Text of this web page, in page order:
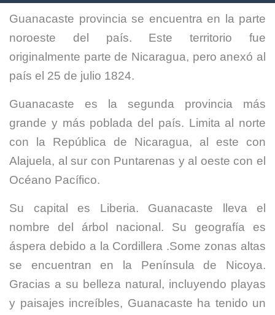
Guanacaste provincia se encuentra en la parte
noroeste del país. Este territorio fue
originalmente parte de Nicaragua, pero anexó al
país el 25 de julio 1824.
Guanacaste es la segunda provincia más
grande y más poblada del país. Limita al norte
con la República de Nicaragua, al este con
Alajuela, al sur con Puntarenas y al oeste con el
Océano Pacífico.
Su capital es Liberia. Guanacaste lleva el
nombre del árbol nacional. Su geografía es
áspera debido a la Cordillera .Some zonas altas
se encuentran en la Península de Nicoya.
Gracias a su belleza natural, incluyendo playas
y paisajes increíbles, Guanacaste ha tenido un